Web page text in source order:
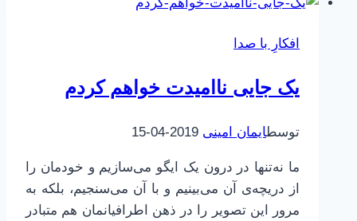
چگونه!
افکارِ با صدا
یک جایی ناامیدت خواهم کردم
توسطایمان امینی 2019-04-15
ما نه‌تنها در درون یک ایگو می‌سازیم و خودمان را
از دریچه‌ی آن می‌بینیم و با آن می‌سنجیم، بلکه به
مرور این تصویر را در ذهن اطرافیانمان هم متبادر